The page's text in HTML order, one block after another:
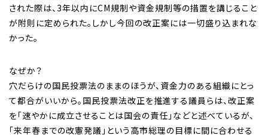
された際は、3年以内にCM規制や資金規制等の措置を講じること
が附則に定められた。しかし今回の改正案には一切盛り込まれな
かった。
なぜか？
穴だらけの国民投票法のままのほうが、資金力のある組織にとっ
て都合がいいから。国民投票法改正を推進する議員らは、改正案
を「速やかに成立させることは国会の責任」などと述べているが、
「来年春までの改憲発議」という高市総理の目標に間に合わせる